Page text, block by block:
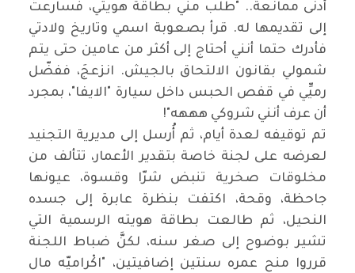
أدنى ممانعة.. "طلب مني بطاقة هويتي، فسارعتُ
إلى تقديمها له. قرأ بصعوبة اسمي وتاريخ ولادتي
فأدرك حتما أنني أحتاج إلى أكثر من عامين حتى يتم
شمولي بقانون الالتحاق بالجيش. انزعجَ، ففضّل
رميِّي في قفص الحبس داخل سيارة "الايفا"، بمجرد
أن عرف أنني شروكي هههه"!
تم توقيفه لعدة أيام، ثم أُرسل إلى مديرية التجنيد
لعرضه على لجنة خاصة بتقدير الأعمار، تتألف من
مخلوقات صخرية تنبض شرّا وقسوة، عيونها
جاحظة، وقحة، اكتفت بنظرة عابرة إلى جسده
النحيل، ثم طالعت بطاقة هويته الرسمية التي
تشير بوضوح إلى صغر سنه، لكنَّ ضباط اللجنة
قرروا منح عمره سنتين إضافيتين، "اكْراميّه مال